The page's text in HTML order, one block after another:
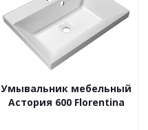
Умывальник мебельный
Астория 600 Florentina